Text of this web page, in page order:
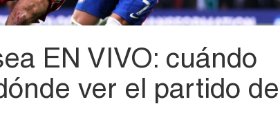
EN VIVO: cuándo
ver el partido de